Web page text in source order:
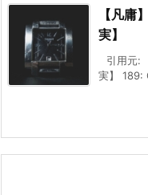
【凡庸
実】
引用元:
実】 189: